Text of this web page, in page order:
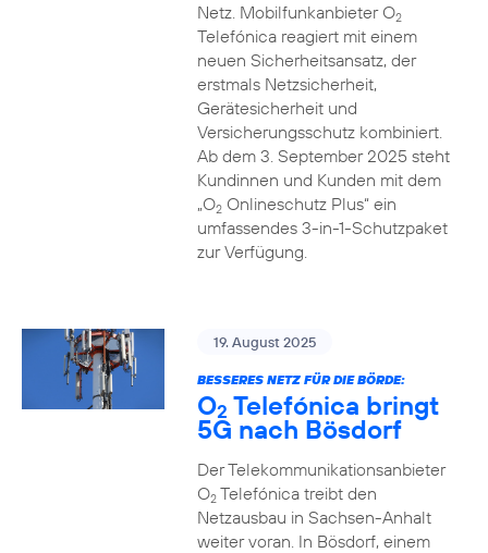
Netz. Mobilfunkanbieter O2
Telefónica reagiert mit einem
neuen Sicherheitsansatz, der
erstmals Netzsicherheit,
Gerätesicherheit und
Versicherungsschutz kombiniert.
Ab dem 3. September 2025 steht
Kundinnen und Kunden mit dem
„O2Onlineschutz Plus“ ein
umfassendes 3-in-1-Schutzpaket
zur Verfügung.
19. August 2025
BESSERES NETZ FÜR DIE BÖRDE:
O2 Telefónica bringt
5G nach Bösdorf
Der Telekommunikationsanbieter
O2Telefónica treibt den
Netzausbau in Sachsen-Anhalt
weiter voran. In Bösdorf, einem